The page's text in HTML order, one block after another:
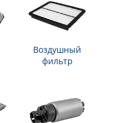
Воздушный
фильтр